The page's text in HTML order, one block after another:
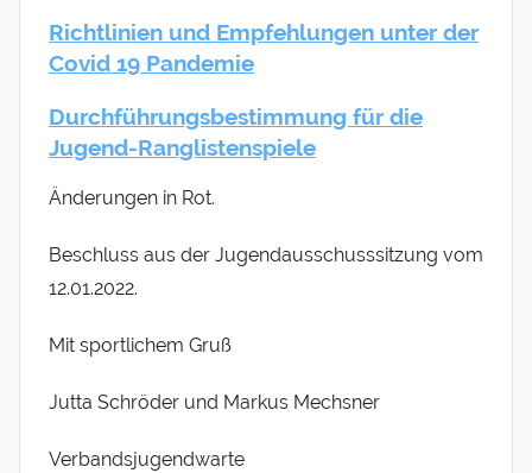
n
r
M
n
Richtlinien und Empfehlungen unter der
Covid 19 Pandemie
Durchführungsbestimmung für die
Jugend-Ranglistenspiele
Änderungen in Rot.
Beschluss aus der Jugendausschusssitzung vom
12.01.2022.
Mit sportlichem Gruß
Jutta Schröder und Markus Mechsner
Verbandsjugendwarte